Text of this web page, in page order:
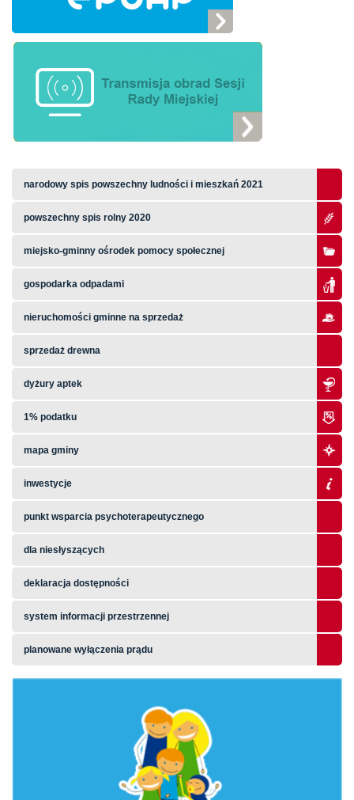
narodowy spis powszechny ludności i mieszkań 2021
powszechny spis rolny 2020
miejsko-gminny ośrodek pomocy społecznej
gospodarka odpadami
nieruchomości gminne na sprzedaż
sprzedaż drewna
dyżury aptek
1% podatku
mapa gminy
inwestycje
punkt wsparcia psychoterapeutycznego
dla niesłyszących
deklaracja dostępności
system informacji przestrzennej
planowane wyłączenia prądu